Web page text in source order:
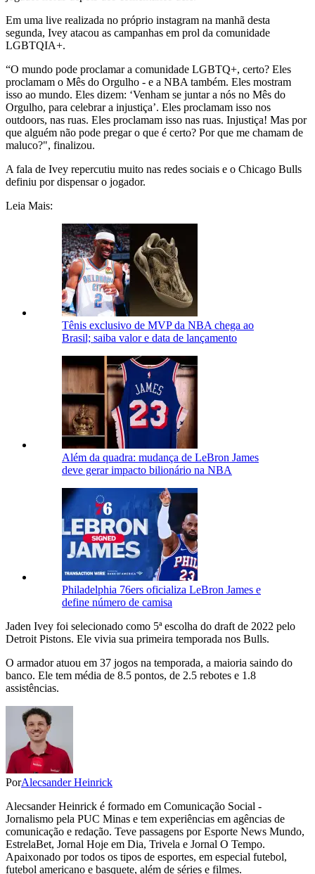
Em uma live realizada no próprio instagram na manhã desta
segunda, Ivey atacou as campanhas em prol da comunidade
LGBTQIA+.
“O mundo pode proclamar a comunidade LGBTQ+, certo? Eles
proclamam o Mês do Orgulho - e a NBA também. Eles mostram
isso ao mundo. Eles dizem: ‘Venham se juntar a nós no Mês do
Orgulho, para celebrar a injustiça’. Eles proclamam isso nos
outdoors, nas ruas. Eles proclamam isso nas ruas. Injustiça! Mas por
que alguém não pode pregar o que é certo? Por que me chamam de
maluco?", finalizou.
A fala de Ivey repercutiu muito nas redes sociais e o Chicago Bulls
definiu por dispensar o jogador.
Leia Mais:
Tênis exclusivo de MVP da NBA chega ao
Brasil; saiba valor e data de lançamento
Além da quadra: mudança de LeBron James
deve gerar impacto bilionário na NBA
Philadelphia 76ers oficializa LeBron James e
define número de camisa
Jaden Ivey foi selecionado como 5ª escolha do draft de 2022 pelo
Detroit Pistons. Ele vivia sua primeira temporada nos Bulls.
O armador atuou em 37 jogos na temporada, a maioria saindo do
banco. Ele tem média de 8.5 pontos, de 2.5 rebotes e 1.8
assistências.
PorAlecsander Heinrick
Alecsander Heinrick é formado em Comunicação Social -
Jornalismo pela PUC Minas e tem experiências em agências de
comunicação e redação. Teve passagens por Esporte News Mundo,
EstrelaBet, Jornal Hoje em Dia, Trivela e Jornal O Tempo.
Apaixonado por todos os tipos de esportes, em especial futebol,
futebol americano e basquete, além de séries e filmes.